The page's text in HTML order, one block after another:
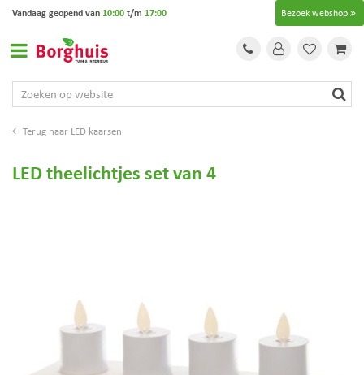
LED kaarsen
Bezoek webshop
Vandaag geopend van 10:00t/m 17:00
LED theelichtjes set van 4